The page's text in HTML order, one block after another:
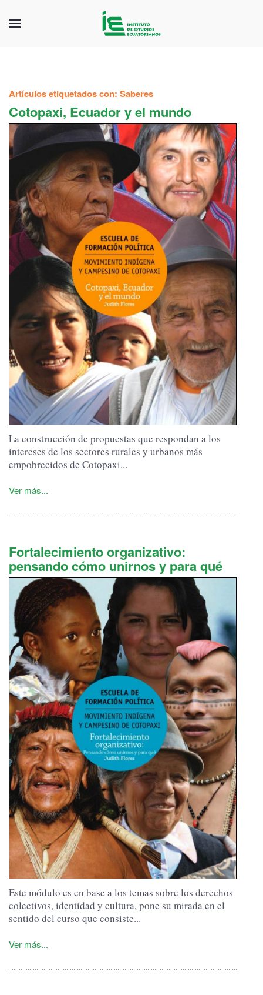
Artículos etiquetados con: Saberes
Cotopaxi, Ecuador y el mundo
La construcción de propuestas que respondan a los
intereses de los sectores rurales y urbanos más
empobrecidos de Cotopaxi...
Ver más...
Fortalecimiento organizativo:
pensando cómo unirnos y para qué
Este módulo es en base a los temas sobre los derechos
colectivos, identidad y cultura, pone su mirada en el
sentido del curso que consiste...
Ver más...